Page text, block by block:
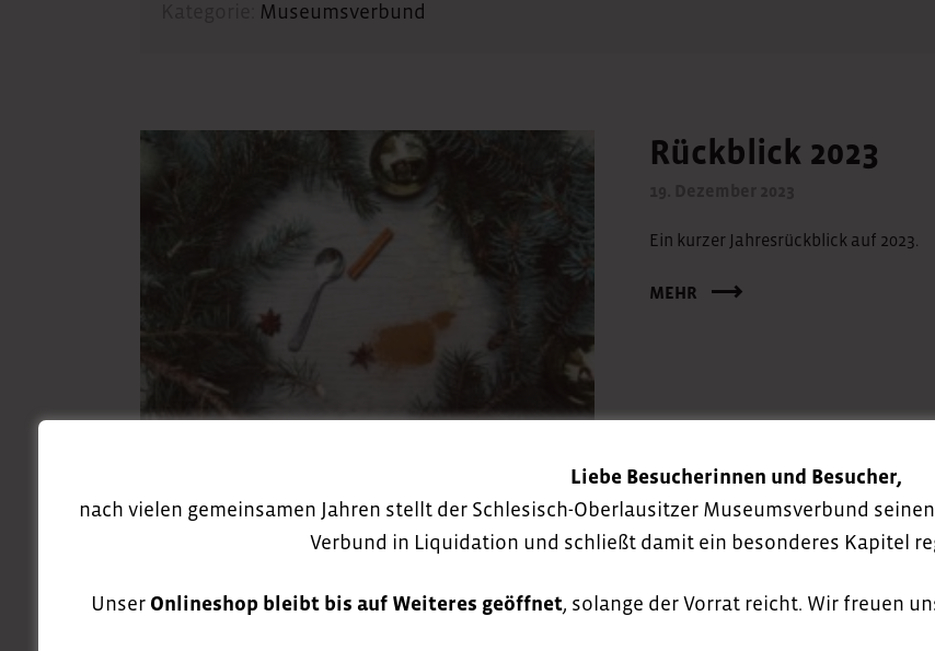
Museumsverbund
Rückblick 2023
Ein kurzer Jahresrückblick auf 2023.
MEHR
27. November 2023
Liebe Besucherinnen und Besucher,
nach vielen gemeinsamen Jahren stellt der Schlesisch-Oberlausitzer Museumsverbund
Verbund in Liquidation und schließt damit ein besonderes Kapitel
Unser Onlineshop bleibt bis auf Weiteres geöffnet, solange der Vorrat reicht. Wir freuen